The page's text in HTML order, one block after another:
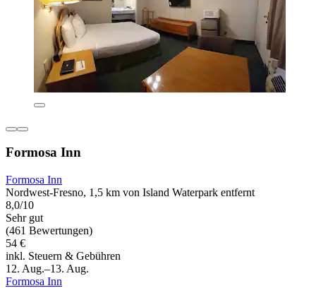
Formosa Inn
Formosa Inn
Nordwest-Fresno, 1,5 km von Island Waterpark entfernt
8,0/10
Sehr gut
(461 Bewertungen)
54 €
inkl. Steuern & Gebühren
12. Aug.–13. Aug.
Formosa Inn